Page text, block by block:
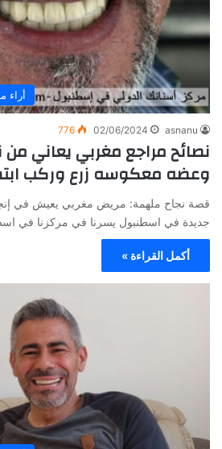
أراء
asnanu
02/06/2024
776
نصائح مراجع مغربي يعاني
وعضه معكوسه زرع وركب
قصة نجاح ملهمة: مريض مغربي يعيش في
جديدة في اسطنبول يسرنا في مركزنا في
أكمل القراءة »